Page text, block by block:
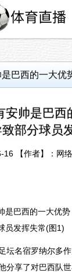
帅是巴西
部分球员
16 【作者】：网
坛名宿罗纳尔多作
分享了对巴西队世